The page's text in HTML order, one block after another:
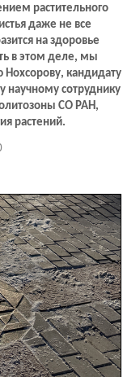
растительного
даже не все
на здоровье
в этом деле, мы
Нохсорову, кандидату
научному сотруднику
СО РАН,
растений.